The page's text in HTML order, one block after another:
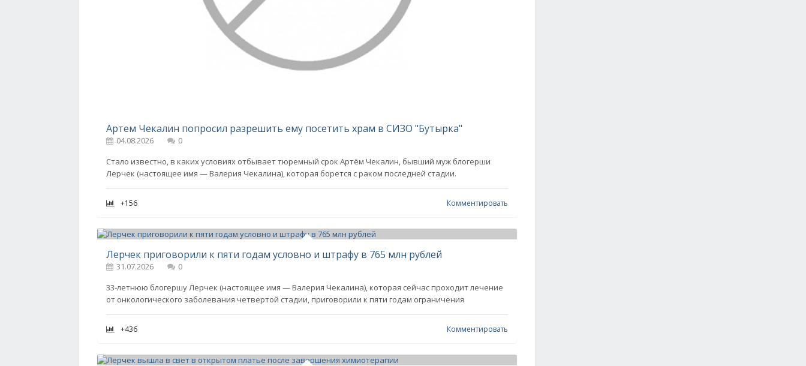
Артем Чекалин попросил разрешить ему посетить храм в СИЗО "Бутырка"
04.08.2026
0
Стало известно, в каких условиях отбывает тюремный срок Артём Чекалин, бывший муж блогерши
Лерчек (настоящее имя — Валерия Чекалина), которая борется с раком последней стадии.
+156 Комментировать
Лерчек приговорили к пяти годам условно и штрафу в 765 млн рублей
31.07.2026
0
33-летнюю блогершу Лерчек (настоящее имя — Валерия Чекалина), которая сейчас проходит лечение
от онкологического заболевания четвертой стадии, приговорили к пяти годам ограничения
+436 Комментировать